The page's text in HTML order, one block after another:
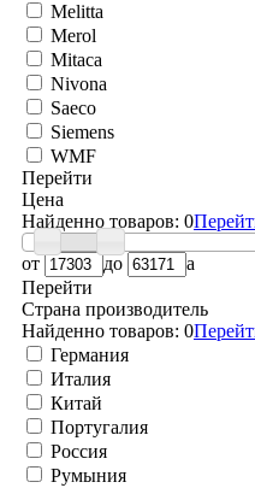
Melitta
Merol
Mitaca
Nivona
Saeco
Siemens
WMF
Перейти
Цена
Найденно товаров: 0
от до
a
Перейти
Страна производитель
Найденно товаров: 0
Германия
Италия
Китай
Португалия
Россия
Румыния